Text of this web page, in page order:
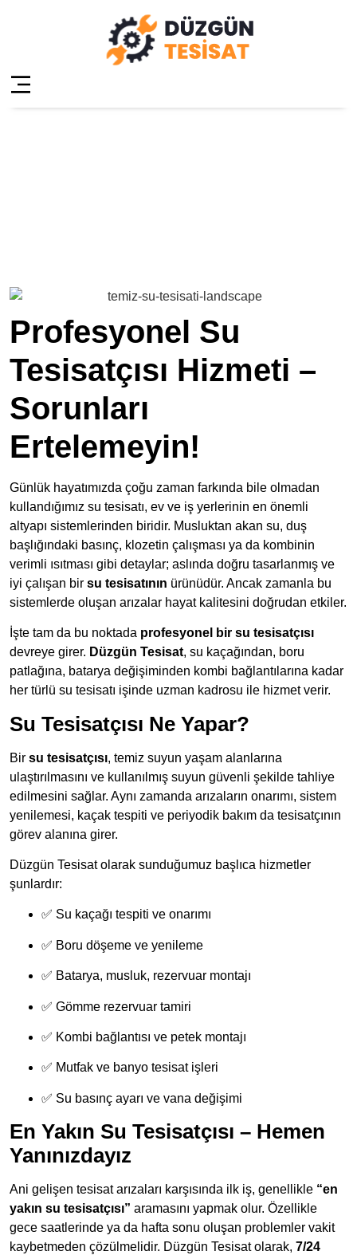
Profesyonel Su
Tesisatçısı Hizmeti –
Sorunları
Ertelemeyin!
Günlük hayatımızda çoğu zaman farkında bile olmadan
kullandığımız su tesisatı, ev ve iş yerlerinin en önemli
altyapı sistemlerinden biridir. Musluktan akan su, duş
başlığındaki basınç, klozetin çalışması ya da kombinin
verimli ısıtması gibi detaylar; aslında doğru tasarlanmış ve
iyi çalışan bir su tesisatının ürünüdür. Ancak zamanla bu
sistemlerde oluşan arızalar hayat kalitesini doğrudan etkiler.
İşte tam da bu noktada profesyonel bir su tesisatçısı
devreye girer. Düzgün Tesisat, su kaçağından, boru
patlağına, batarya değişiminden kombi bağlantılarına kadar
her türlü su tesisatı işinde uzman kadrosu ile hizmet verir.
Su Tesisatçısı Ne Yapar?
Bir su tesisatçısı, temiz suyun yaşam alanlarına
ulaştırılmasını ve kullanılmış suyun güvenli şekilde tahliye
edilmesini sağlar. Aynı zamanda arızaların onarımı, sistem
yenilemesi, kaçak tespiti ve periyodik bakım da tesisatçının
görev alanına girer.
Düzgün Tesisat olarak sunduğumuz başlıca hizmetler
şunlardır:
✅ Su kaçağı tespiti ve onarımı
✅ Boru döşeme ve yenileme
✅ Batarya, musluk, rezervuar montajı
✅ Gömme rezervuar tamiri
✅ Kombi bağlantısı ve petek montajı
✅ Mutfak ve banyo tesisat işleri
✅ Su basınç ayarı ve vana değişimi
En Yakın Su Tesisatçısı – Hemen
Yanınızdayız
Ani gelişen tesisat arızaları karşısında ilk iş, genellikle “en
yakın su tesisatçısı” aramasını yapmak olur. Özellikle
gece saatlerinde ya da hafta sonu oluşan problemler vakit
kaybetmeden çözülmelidir. Düzgün Tesisat olarak, 7/24